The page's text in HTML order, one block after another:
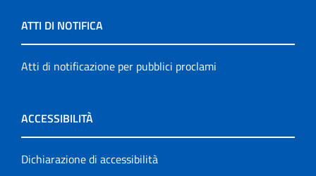
ATTI DI NOTIFICA
Atti di notificazione per pubblici proclami
ACCESSIBILITÀ
Dichiarazione di accessibilità